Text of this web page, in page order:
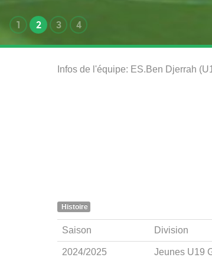
1 2 3 4
Infos de l'équipe: ES.Ben Djerrah
Histoire
Saison Division
2024/2025 Jeunes U19